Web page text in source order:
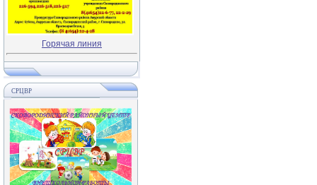
Горячая линия
СРЦВР